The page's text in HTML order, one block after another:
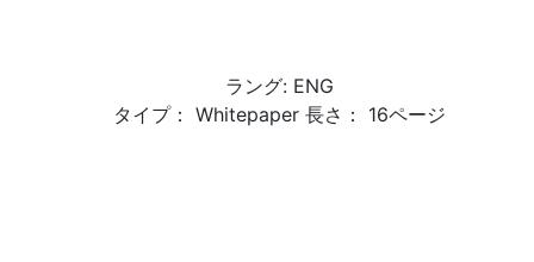
ラング: ENG
タイプ： Whitepaper 長さ： 16ページ